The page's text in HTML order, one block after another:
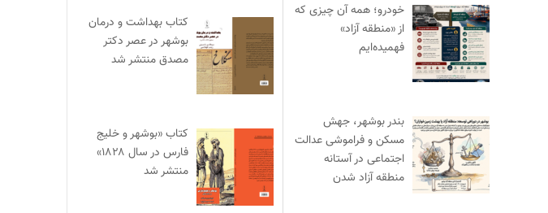
کتاب بهداشت و درمان
بوشهر در عصر دکتر
مصدق منتشر شد
کتاب «بوشهر و خلیج
فارس در سال ۱۸۲۸»
منتشر شد
خودرو؛ همه آن چیزی که
از «منطقه آزاد»
فهمیده‌ایم
بندر بوشهر، جهش
مسکن و فراموشی عدالت
اجتماعی در آستانه
منطقه آزاد شدن